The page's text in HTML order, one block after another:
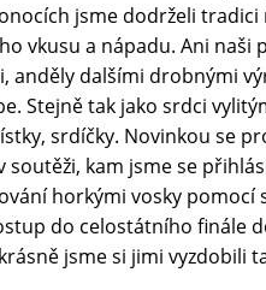
jsme dodrželi tradici
vkusu a nápadu. Ani naši
anděly dalšími drobnými
Stejně tak jako srdci
srdíčky. Novinkou se
soutěži, kam jsme se
horkými vosky pomocí
do celostátního finále
jsme si jimi vyzdobili